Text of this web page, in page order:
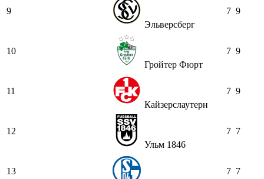
9
Эльверсберг
7 9
10
Гройтер Фюрт
7 9
11
Кайзерслаутерн
7 9
12
Ульм 1846
7 7
13
7 7